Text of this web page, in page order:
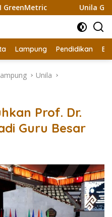
Unila
Lampung Pendidikan
Unila
Prof. Dr.
Guru Besar